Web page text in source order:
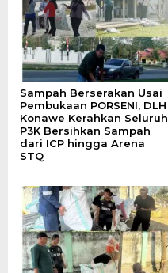
Sampah Berserakan Usai
Pembukaan PORSENI, DLH
Konawe Kerahkan Seluruh
P3K Bersihkan Sampah
dari ICP hingga Arena
STQ